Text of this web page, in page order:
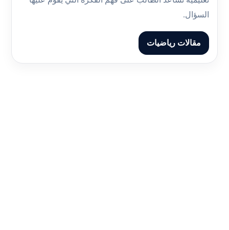
السؤال.
مقالات رياضيات